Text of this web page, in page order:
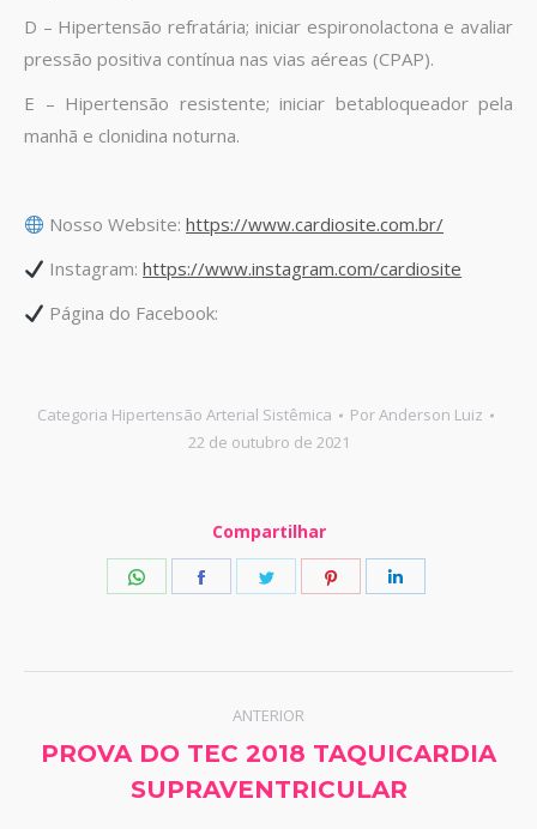
D – Hipertensão refratária; iniciar espironolactona e avaliar
pressão positiva contínua nas vias aéreas (CPAP).
E – Hipertensão resistente; iniciar betabloqueador pela
manhã e clonidina noturna.
Nosso Website:https://www.cardiosite.com.br/
Instagram:https://www.instagram.com/cardiosite
Página do Facebook:
Categoria Hipertensão Arterial Sistêmica PorAnderson Luiz
22 de outubro de 2021
Compartilhar
Share
Share
Share
Share
de
ANTERIOR
Post
anterior:
PROVA DO TEC 2018 TAQUICARDIA
SUPRAVENTRICULAR